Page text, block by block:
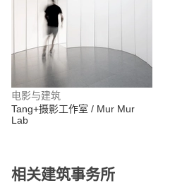
电影与建筑
Tang+摄影工作室 / Mur Mur
Lab
相关建筑事务所